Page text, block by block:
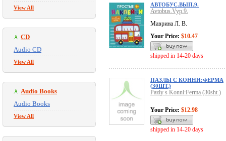
View All
CD
Audio CD
View All
Audio Books
Audio Books
View All
АВТОБУС.ВЫП.9.
Avtobus.Vyp.9.
Маврина Л. В.
Your Price: $10.47
shipped in 14-20 days
ПАЗЛЫ С КОННИ:ФЕРМА
(30ШТ.)
Pazly s Konni:Ferma (30sht.)
Your Price: $12.98
shipped in 14-20 days